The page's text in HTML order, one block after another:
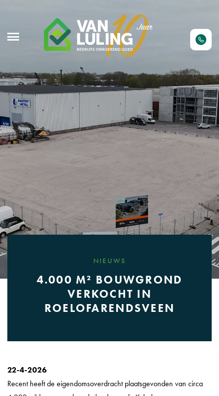
NIEUWS
4.000 M² BOUWGROND
VERKOCHT IN
ROELOFARENDSVEEN
22-4-2026
Recent heeft de eigendomsoverdracht plaatsgevonden van circa